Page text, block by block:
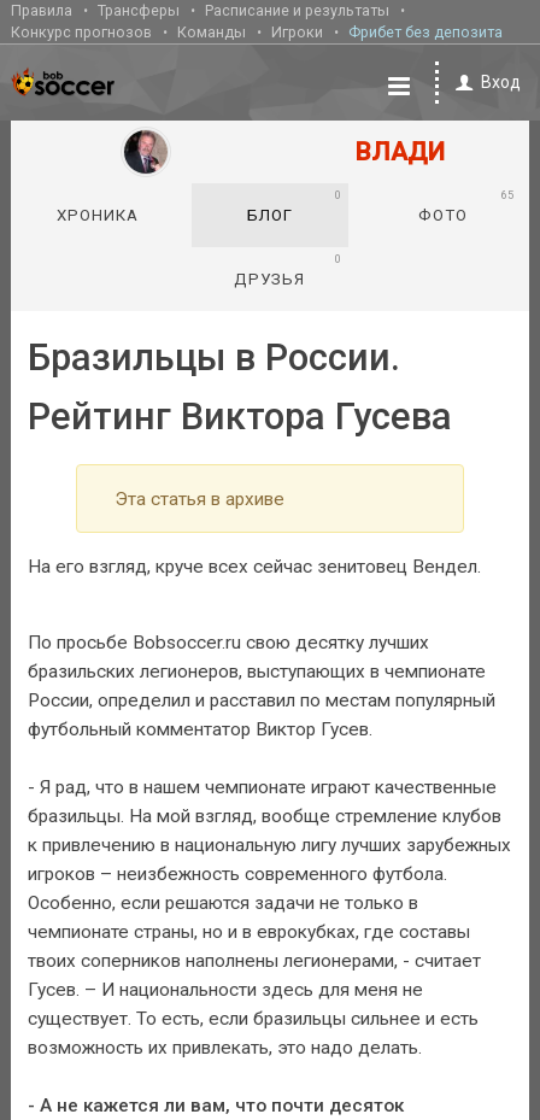
Правила Трансферы
Расписание и результаты
Конкурс прогнозов
Команды Игроки Фрибет без депозита
Вход
ВЛАДИ
ХРОНИКА БЛОГ
0
ФОТО
65
ДРУЗЬЯ
0
Бразильцы в России.
Рейтинг Виктора Гусева
Эта статья в архиве
На его взгляд, круче всех сейчас зенитовец Вендел.
По просьбе Bobsoccer.ru свою десятку лучших
бразильских легионеров, выступающих в чемпионате
России, определил и расставил по местам популярный
футбольный комментатор Виктор Гусев.
- Я рад, что в нашем чемпионате играют качественные
бразильцы. На мой взгляд, вообще стремление клубов
к привлечению в национальную лигу лучших зарубежных
игроков – неизбежность современного футбола.
Особенно, если решаются задачи не только в
чемпионате страны, но и в еврокубках, где составы
твоих соперников наполнены легионерами, - считает
Гусев. – И национальности здесь для меня не
существует. То есть, если бразильцы сильнее и есть
возможность их привлекать, это надо делать.
- А не кажется ли вам, что почти десяток